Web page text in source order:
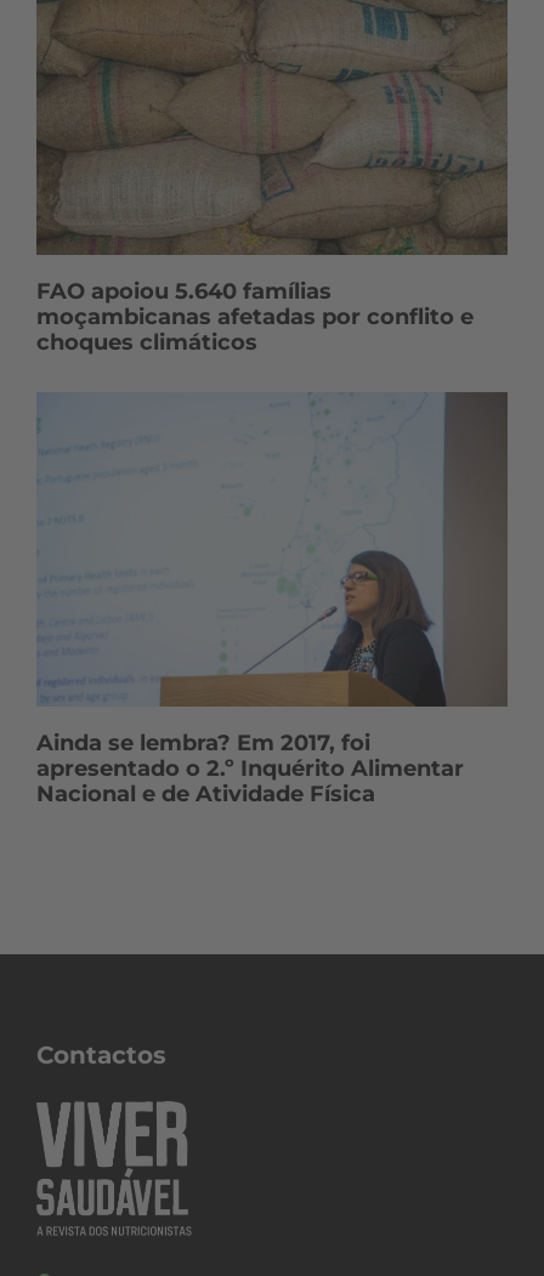
FAO apoiou 5.640 famílias
moçambicanas afetadas por conflito e
choques climáticos
Ainda se lembra? Em 2017, foi
apresentado o 2.º Inquérito Alimentar
Nacional e de Atividade Física
Contactos